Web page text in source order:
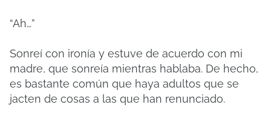
“Ah…”
Sonreí con ironía y estuve de acuerdo con mi
madre, que sonreía mientras hablaba. De hecho,
es bastante común que haya adultos que se
jacten de cosas a las que han renunciado.